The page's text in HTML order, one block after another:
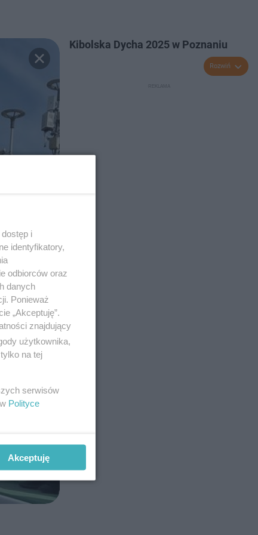
Kibolska Dycha 2025 w Poznaniu
Rozwiń
i
identyfikatory,
odbiorców oraz
danych
Ponieważ
„Akceptuję”.
znajdujący
użytkownika,
na tej
serwisów
Polityce
Akceptuję